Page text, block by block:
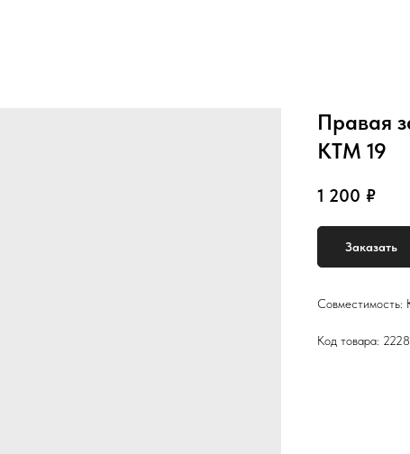
Правая
KTM 19
1 200 ₽
Заказать
Совместимость:
Код товара: